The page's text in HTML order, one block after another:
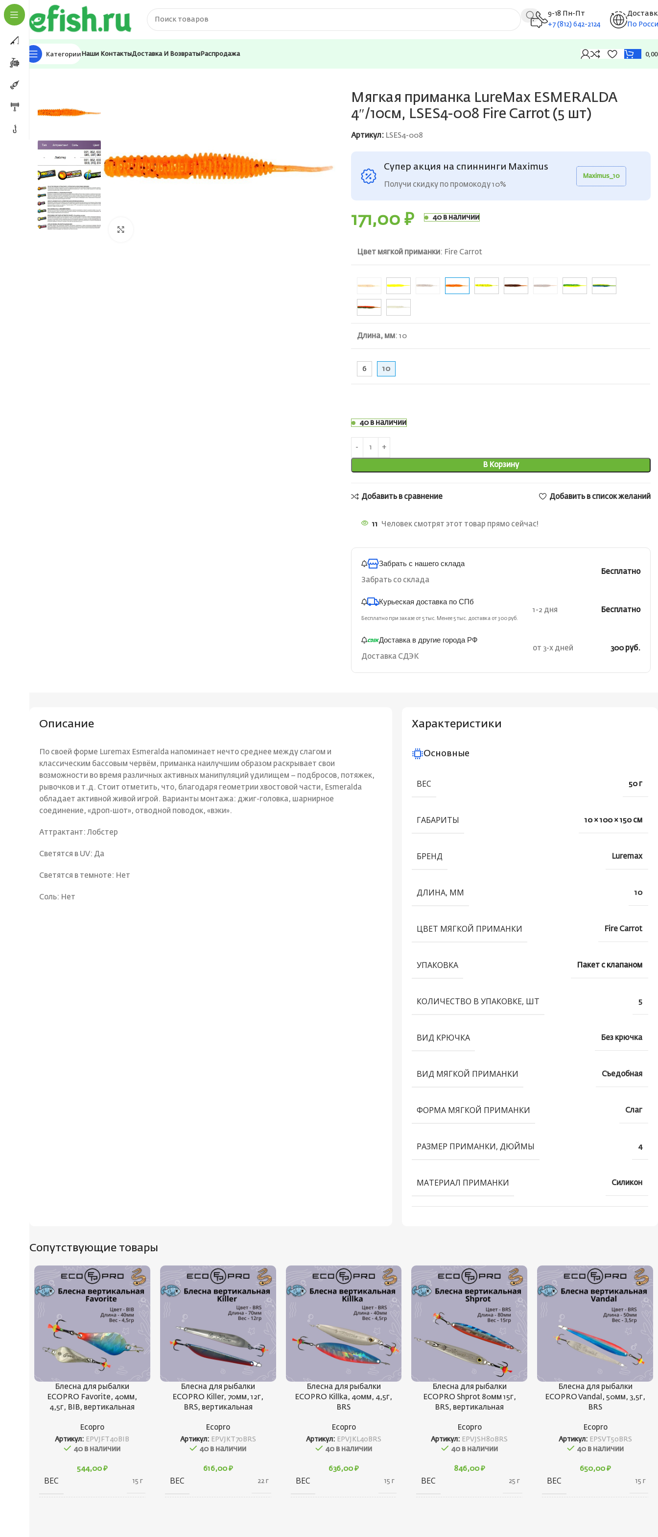
9-18 Пн-Пт
+7 (812) 642-2124
По
Категории Наши КонтактыДоставка И Возвраты Распродажа
Главная Приманки
Мягкая приманка LureMax ESMERALDA
4″/10см, LSES4-008 Fire Carrot (5 шт)
Артикул: LSES4-008
Супер акция на спиннинги Maximus
Получи скидку по промокоду 10%
Maximus_10
171,00 ₽ 40 в наличии
Цвет мягкой приманки: Fire Carrot
Длина, мм: 10
6 10
40 в наличии
В Корзину
Добавить в сравнение Добавить в список желаний
11 Человек смотрят этот товар прямо сейчас!
Забрать с нашего склада
Забрать со склада
Бесплатно
Курьеская доставка по СПб
Бесплатно при заказе от 5 тыс. Менее 5 тыс. доставка от 300 руб.
1-2 дня Бесплатно
Доставка в другие города РФ
Доставка СДЭК
от 3-х дней 300 руб.
Описание
По своей форме Luremax Esmeralda напоминает нечто среднее между слагом и
классическим бассовым червём, приманка наилучшим образом раскрывает свои
возможности во время различных активных манипуляций удилищем – подбросов, потяжек,
рывочков и т.д. Стоит отметить, что, благодаря геометрии хвостовой части, Esmeralda
обладает активной живой игрой. Варианты монтажа: джиг-головка, шарнирное
соединение, «дроп-шот», отводной поводок, «вэки».
Аттрактант: Лобстер
Светятся в UV: Да
Светятся в темноте: Нет
Соль: Нет
Характеристики
Основные
ВЕС 50 г
ГАБАРИТЫ 10 × 100 × 150 см
БРЕНД Luremax
ДЛИНА, ММ 10
ЦВЕТ МЯГКОЙ ПРИМАНКИ Fire Carrot
УПАКОВКА Пакет с клапаном
КОЛИЧЕСТВО В УПАКОВКЕ, ШТ 5
ВИД КРЮЧКА Без крючка
ВИД МЯГКОЙ ПРИМАНКИ Съедобная
ФОРМА МЯГКОЙ ПРИМАНКИ Слаг
РАЗМЕР ПРИМАНКИ, ДЮЙМЫ 4
МАТЕРИАЛ ПРИМАНКИ Силикон
Сопутствующие товары
Блесна для рыбалки
ECOPRO Favorite, 40мм,
4,5г, BIB, вертикальная
Ecopro
Артикул: EPVJFT40BIB
40 в наличии
544,00 ₽
ВЕС 15 г
Блесна для рыбалки
ECOPRO Killer, 70мм, 12г,
BRS, вертикальная
Ecopro
Артикул: EPVJKT70BRS
40 в наличии
616,00 ₽
ВЕС 22 г
Блесна для рыбалки
ECOPRO Killka, 40мм, 4,5г,
BRS
Ecopro
Артикул: EPVJKL40BRS
40 в наличии
636,00 ₽
ВЕС 15 г
Блесна для рыбалки
ECOPRO Shprot 80мм 15г,
BRS, вертикальная
Ecopro
Артикул: EPVJSH80BRS
40 в наличии
846,00 ₽
ВЕС 25 г
Блесна для рыбалки
ECOPRO Vandal, 50мм, 3,5г,
BRS
Ecopro
Артикул: EPSVT50BRS
40 в наличии
650,00 ₽
ВЕС 15 г